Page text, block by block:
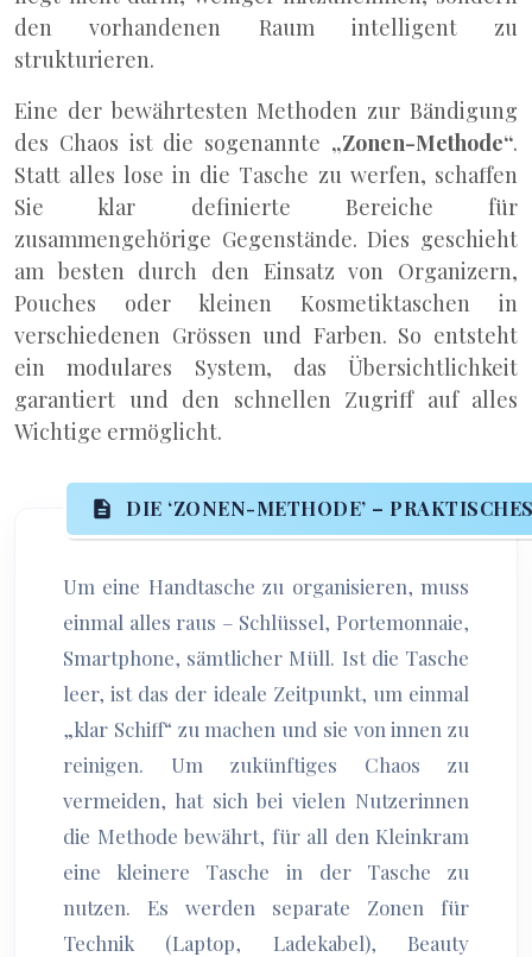
den vorhandenen Raum intelligent zu
strukturieren.
Eine der bewährtesten Methoden zur Bändigung
des Chaos ist die sogenannte „Zonen-Methode“.
Statt alles lose in die Tasche zu werfen, schaffen
Sie klar definierte Bereiche für
zusammengehörige Gegenstände. Dies geschieht
am besten durch den Einsatz von Organizern,
Pouches oder kleinen Kosmetiktaschen in
verschiedenen Grössen und Farben. So entsteht
ein modulares System, das Übersichtlichkeit
garantiert und den schnellen Zugriff auf alles
Wichtige ermöglicht.
DIE ‘ZONEN-METHODE’ –
Um eine Handtasche zu organisieren, muss
einmal alles raus – Schlüssel, Portemonnaie,
Smartphone, sämtlicher Müll. Ist die Tasche
leer, ist das der ideale Zeitpunkt, um einmal
„klar Schiff“ zu machen und sie von innen zu
reinigen. Um zukünftiges Chaos zu
vermeiden, hat sich bei vielen Nutzerinnen
die Methode bewährt, für all den Kleinkram
eine kleinere Tasche in der Tasche zu
nutzen. Es werden separate Zonen für
Technik (Laptop, Ladekabel), Beauty